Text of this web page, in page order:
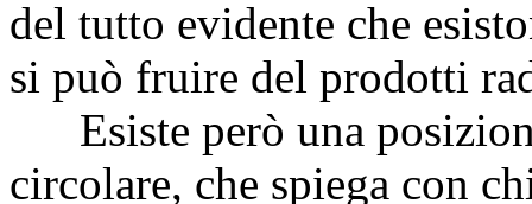
del tutto evidente che
si può fruire del prodotti
Esiste però una
circolare, che spiega con